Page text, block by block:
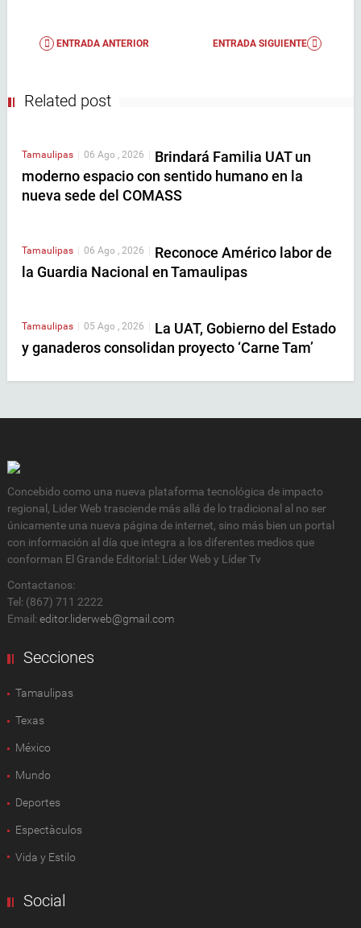
ENTRADA ANTERIOR ENTRADA SIGUIENTE
Related post
Tamaulipas 06 Ago , 2026
Brindará Familia UAT un
moderno espacio con sentido humano en la
nueva sede del COMASS
Tamaulipas | 06 Ago , 2026 | Reconoce Américo labor de
la Guardia Nacional en Tamaulipas
Tamaulipas 05 Ago , 2026
La UAT, Gobierno del Estado
y ganaderos consolidan proyecto ‘Carne Tam’
Concebido como una nueva plataforma tecnológica de impacto
regional, Lider Web trasciende más allá de lo tradicional al no ser
únicamente una nueva página de internet, sino más bien un portal
con información al día que integra a los diferentes medios que
conforman El Grande Editorial: Líder Web y Líder Tv
Contactanos:
Tel: (867) 711 2222
Email: editor.liderweb@gmail.com
Secciones
Tamaulipas
Texas
México
Mundo
Deportes
Espectàculos
Vida y Estilo
Social